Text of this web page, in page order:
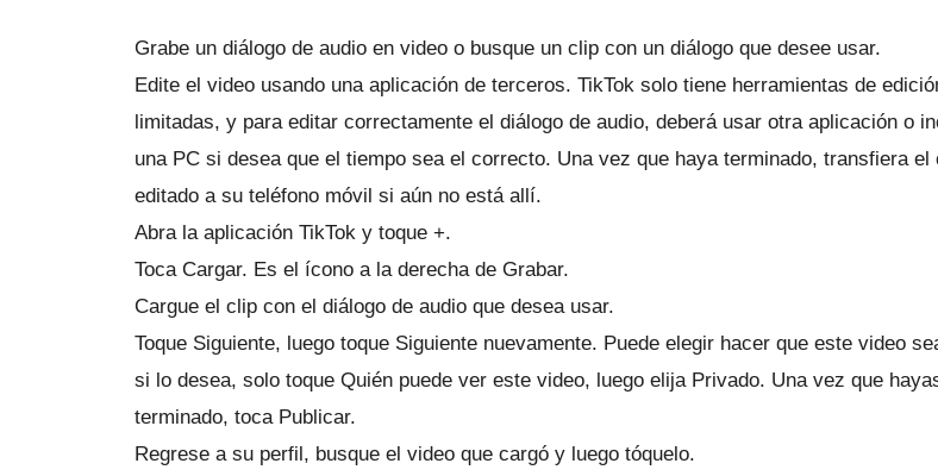
Grabe un diálogo de audio en video o busque un clip con un diálogo que desee usar.
Edite el video usando una aplicación de terceros. TikTok solo tiene herramientas de
limitadas, y para editar correctamente el diálogo de audio, deberá usar otra aplicación o
una PC si desea que el tiempo sea el correcto. Una vez que haya terminado, transfiera el
editado a su teléfono móvil si aún no está allí.
Abra la aplicación TikTok y toque +.
Toca Cargar. Es el ícono a la derecha de Grabar.
Cargue el clip con el diálogo de audio que desea usar.
Toque Siguiente, luego toque Siguiente nuevamente. Puede elegir hacer que este video
si lo desea, solo toque Quién puede ver este video, luego elija Privado. Una vez que
terminado, toca Publicar.
Regrese a su perfil, busque el video que cargó y luego tóquelo.